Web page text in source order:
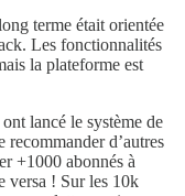
terme était orientée
Les fonctionnalités
la plateforme est
lancé le système de
d’autres
+1000 abonnés à
! Sur les 10k